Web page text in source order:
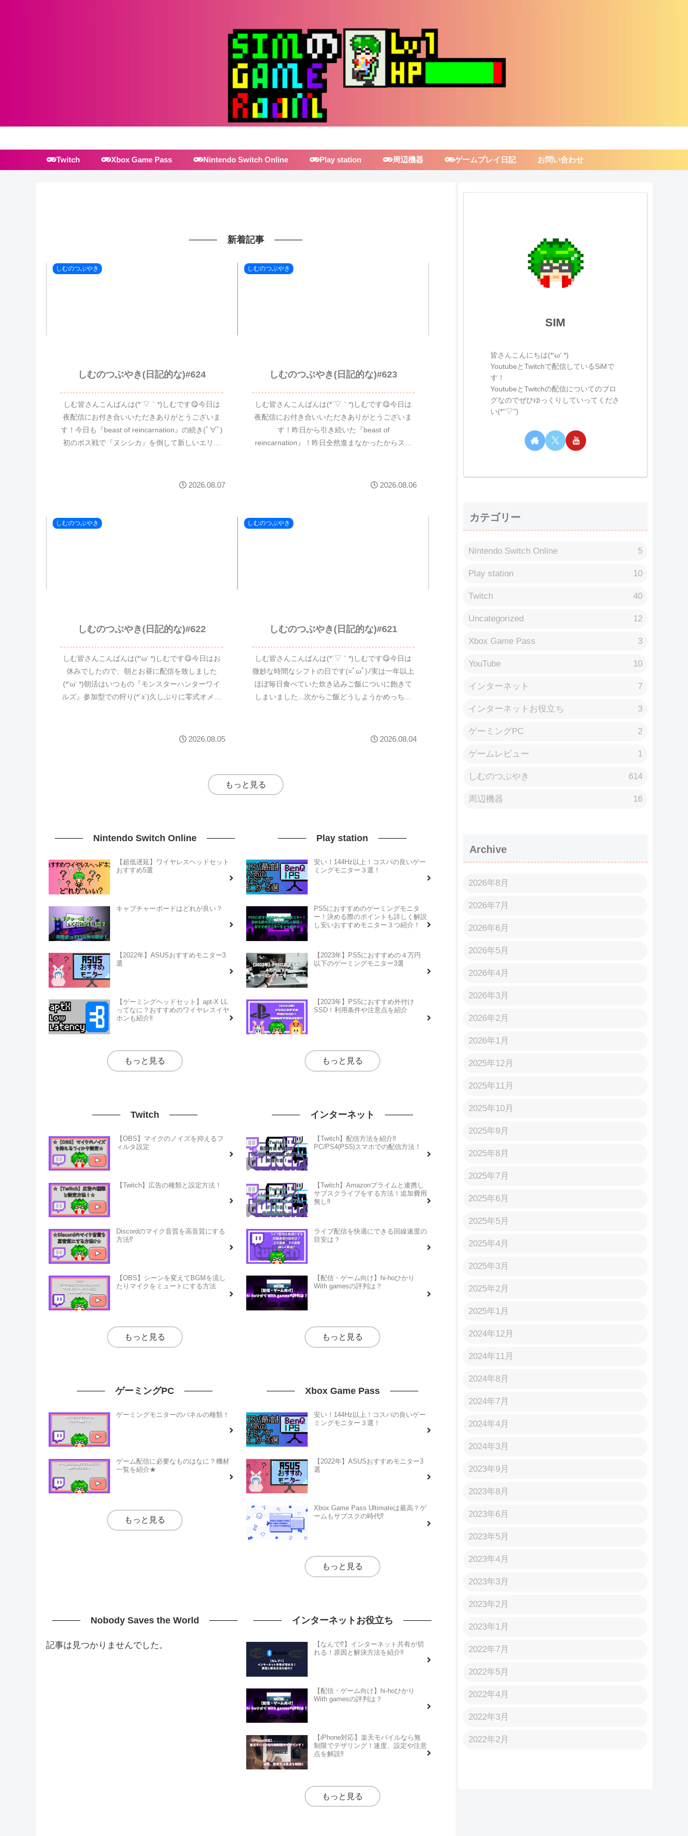
Twitch Xbox Game Pass Nintendo Switch Online Play station 周辺機器 ゲームプレイ日記 お問い合わせ
新着記事
しむのつぶやき
しむのつぶやき(日記的な)#624
しむ皆さんこんばんは(*´▽｀*)しむです😋今日は
夜配信にお付き合いいただきありがとうございま
す！今日も『beast of reincarnation』の続き(ﾟ∀ﾟ)
初のボス戦で『ヌシシカ』を倒して新しいエリア
2026.08.07
しむのつぶやき
しむのつぶやき(日記的な)#623
しむ皆さんこんばんは(*´▽｀*)しむです😋今日は
夜配信にお付き合いいただきありがとうございま
す！昨日から引き続いた『beast of
reincarnation』！昨日全然進まなかったからスト
2026.08.06
しむのつぶやき
しむのつぶやき(日記的な)#622
しむ皆さんこんばんは(*‘ω‘ *)しむです😋今日はお
休みでしたので、朝とお昼に配信を致しました
(*‘ω‘ *)朝活はいつもの『モンスターハンターワイ
ルズ』参加型での狩り(*´з`)久しぶりに零式オメガ
2026.08.05
しむのつぶやき
しむのつぶやき(日記的な)#621
しむ皆さんこんばんは(*´▽｀*)しむです😋今日は
微妙な時間なシフトの日です(=ﾟωﾟ)ﾉ実は一年以上
ほぼ毎日食べていた炊き込みご飯についに飽きて
しまいました...次からご飯どうしようかめっちゃ
2026.08.04
もっと見る
Nintendo Switch Online
【超低遅延】ワイヤレスヘッドセット
おすすめ5選
キャプチャーボードはどれが良い？
【2022年】ASUSおすすめモニター3
選
【ゲーミングヘッドセット】apt-X LL
ってなに？おすすめのワイヤレスイヤ
ホンも紹介‼
もっと見る
Play station
安い！144Hz以上！コスパの良いゲー
ミングモニター３選！
PS5におすすめのゲーミングモニタ
ー！決める際のポイントも詳しく解説
し安いおすすめモニター３つ紹介！
【2023年】PS5におすすめの４万円
以下のゲーミングモニター3選
【2023年】PS5におすすめ外付け
SSD！利用条件や注意点を紹介
もっと見る
Twitch
【OBS】マイクのノイズを抑えるフ
ィルタ設定
【Twitch】広告の種類と設定方法！
Discordのマイク音質を高音質にする
方法⁉
【OBS】シーンを変えてBGMを流し
たりマイクをミュートにする方法
もっと見る
インターネット
【Twitch】配信方法を紹介‼
PC/PS4(PS5)スマホでの配信方法！
【Twitch】Amazonプライムと連携し
サブスクライブをする方法！追加費用
無し‼
ライブ配信を快適にできる回線速度の
目安は？
【配信・ゲーム向け】hi-hoひかり
With gamesの評判は？
もっと見る
ゲーミングPC
ゲーミングモニターのパネルの種類！
ゲーム配信に必要なものはなに？機材
一覧を紹介★
もっと見る
Xbox Game Pass
安い！144Hz以上！コスパの良いゲー
ミングモニター３選！
【2022年】ASUSおすすめモニター3
選
Xbox Game Pass Ultimateは最高？ゲ
ームもサブスクの時代⁉
もっと見る
Nobody Saves the World
記事は見つかりませんでした。
インターネットお役立ち
【なんで⁉】インターネット共有が切
れる！原因と解決方法を紹介‼
【配信・ゲーム向け】hi-hoひかり
With gamesの評判は？
【iPhone対応】楽天モバイルなら無
制限でテザリング！速度、設定や注意
点を解説‼
もっと見る
SIM
皆さんこんにちは(*‘ω‘ *)
YoutubeとTwitchで配信しているSiMで
す！
YoutubeとTwitchの配信についてのブロ
グなのでぜひゆっくりしていってくださ
い(*''▽'')
カテゴリー
Nintendo Switch Online 5
Play station 10
Twitch 40
Uncategorized 12
Xbox Game Pass 3
YouTube 10
インターネット 7
インターネットお役立ち 3
ゲーミングPC 2
ゲームレビュー 1
しむのつぶやき 614
周辺機器 16
Archive
2026年8月
2026年7月
2026年6月
2026年5月
2026年4月
2026年3月
2026年2月
2026年1月
2025年12月
2025年11月
2025年10月
2025年9月
2025年8月
2025年7月
2025年6月
2025年5月
2025年4月
2025年3月
2025年2月
2025年1月
2024年12月
2024年11月
2024年8月
2024年7月
2024年4月
2024年3月
2023年9月
2023年8月
2023年6月
2023年5月
2023年4月
2023年3月
2023年2月
2023年1月
2022年7月
2022年5月
2022年4月
2022年3月
2022年2月